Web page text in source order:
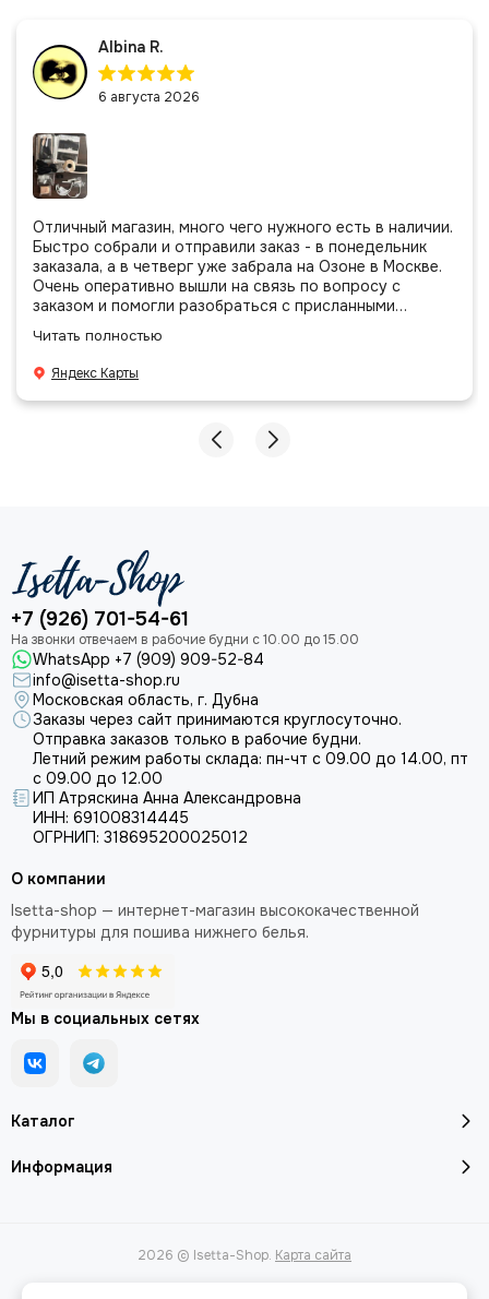
Albina R.
6 августа 2026
Отличный магазин, много чего нужного есть в наличии.
Быстро собрали и отправили заказ - в понедельник
заказала, а в четверг уже забрала на Озоне в Москве.
Очень оперативно вышли на связь по вопросу с
заказом и помогли разобраться с присланными
даже есть подарочек, очень приятно. Спасибо
большое команде!
Читать полностью
Яндекс Карты
+7 (926) 701-54-61
WhatsApp +7 (909) 909-52-84
info@isetta-shop.ru
Московская область, г. Дубна
Заказы через сайт принимаются круглосуточно.
Отправка заказов только в рабочие будни.
Летний режим работы склада: пн-чт с 09.00 до 14.00, пт
с 09.00 до 12.00
ИП Атряскина Анна Александровна
ИНН: 691008314445
ОГРНИП: 318695200025012
Каталог
Информация
О компании
Isetta-shop — интернет-магазин высококачественной
фурнитуры для пошива нижнего белья.
Мы в социальных сетях
2026 © Isetta-Shop. Карта сайта